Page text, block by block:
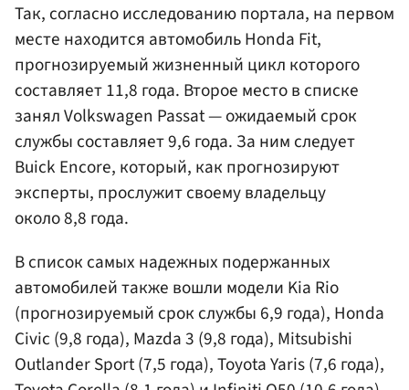
Так, согласно исследованию портала, на первом
месте находится автомобиль Honda Fit,
прогнозируемый жизненный цикл которого
составляет 11,8 года. Второе место в списке
занял Volkswagen Passat — ожидаемый срок
службы составляет 9,6 года. За ним следует
Buick Encore, который, как прогнозируют
эксперты, прослужит своему владельцу
около 8,8 года.
В список самых надежных подержанных
автомобилей также вошли модели Kia Rio
(прогнозируемый срок службы 6,9 года), Honda
Civic (9,8 года), Mazda 3 (9,8 года), Mitsubishi
Outlander Sport (7,5 года), Toyota Yaris (7,6 года),